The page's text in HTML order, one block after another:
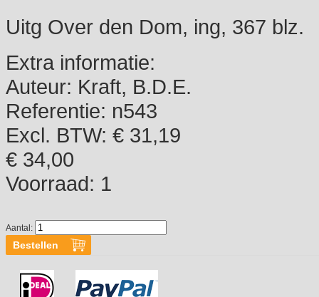
Uitg Over den Dom, ing, 367 blz.
Extra informatie:
Auteur: Kraft, B.D.E.
Referentie: n543
Excl. BTW: € 31,19
€ 34,00
Voorraad: 1
Aantal: